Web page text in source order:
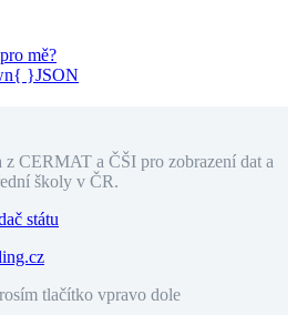
mě?
{ }JSON
z CERMAT a ČŠI pro zobrazení dat a
školy v ČR.
státu
tlačítko vpravo dole